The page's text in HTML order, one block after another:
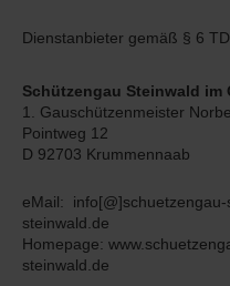
Dienstanbieter gemäß § 6
Schützengau Steinwald im
1. Gauschützenmeister
Pointweg 12
D 92703 Krummennaab
eMail:
steinwald.de
Homepage:
steinwald.de